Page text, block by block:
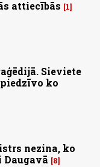
attiecībās
1
Sieviete
ko
nezina, ko
8